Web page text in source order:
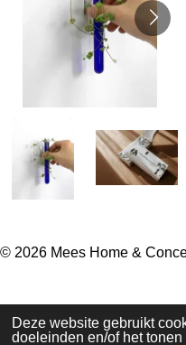
Deze website gebruikt
doeleinden en/of het
© 2026 Mees Home &